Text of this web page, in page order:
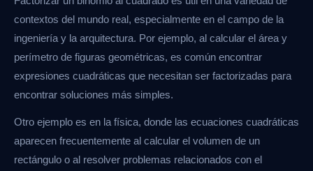
contextos del mundo real, especialmente en el campo de la
ingeniería y la arquitectura. Por ejemplo, al calcular el área y
perímetro de figuras geométricas, es común encontrar
expresiones cuadráticas que necesitan ser factorizadas para
encontrar soluciones más simples.
Otro ejemplo es en la física, donde las ecuaciones cuadráticas
aparecen frecuentemente al calcular el volumen de un
rectángulo o al resolver problemas relacionados con el